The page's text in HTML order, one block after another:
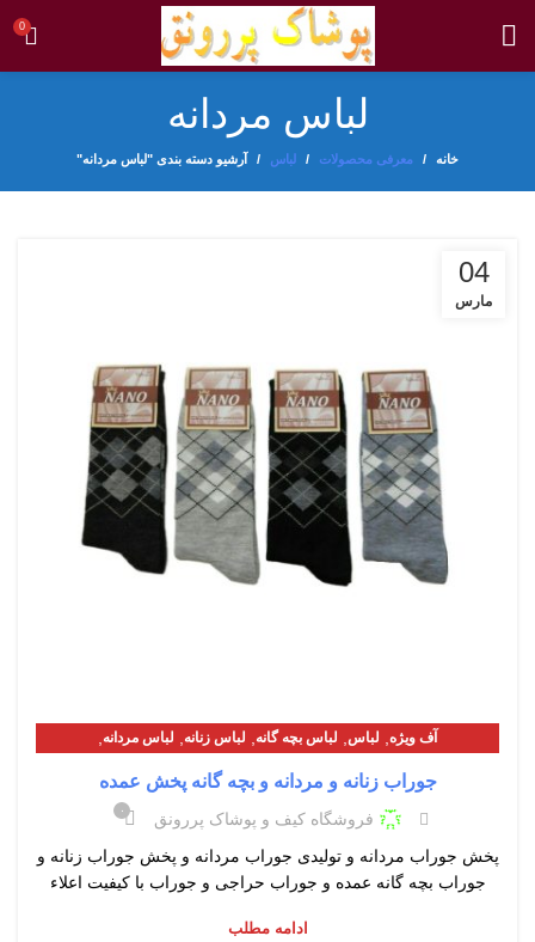
0
لباس مردانه
خانه معرفی محصولات لباس آرشیو دسته بندی "لباس مردانه"
04
مارس
آف ویژه لباس لباس بچه گانه لباس زنانه لباس مردانه
معرفی محصولات
جوراب زنانه و مردانه و بچه گانه پخش عمده
فروشگاه کیف و پوشاک پررونق ۰
پخش جوراب مردانه و تولیدی جوراب مردانه و پخش جوراب زنانه و
جوراب بچه گانه عمده و جوراب حراجی و جوراب با کیفیت اعلاء
ادامه مطلب